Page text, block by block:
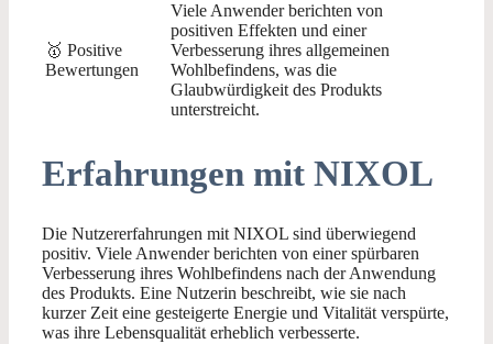
🥇 Positive
Bewertungen
Viele Anwender berichten von
positiven Effekten und einer
Verbesserung ihres allgemeinen
Wohlbefindens, was die
Glaubwürdigkeit des Produkts
unterstreicht.
Erfahrungen mit NIXOL
Die Nutzererfahrungen mit NIXOL sind überwiegend
positiv. Viele Anwender berichten von einer spürbaren
Verbesserung ihres Wohlbefindens nach der Anwendung
des Produkts. Eine Nutzerin beschreibt, wie sie nach
kurzer Zeit eine gesteigerte Energie und Vitalität verspürte,
was ihre Lebensqualität erheblich verbesserte.